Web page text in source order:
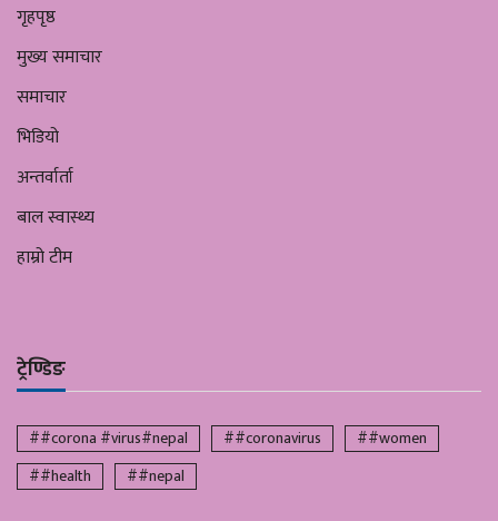
गृहपृष्ठ
मुख्य समाचार
समाचार
भिडियो
अन्तर्वार्ता
बाल स्वास्थ्य
हाम्रो टीम
ट्रेण्डिङ
##corona #virus#nepal ##coronavirus
##women
##health
##nepal